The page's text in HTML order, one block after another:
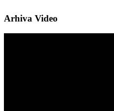
Arhiva Video